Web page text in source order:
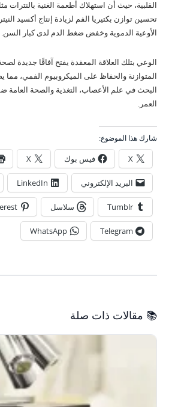
القلبية، حيث أن استهلاك أطعمة الغنية
تحسين توازن بكتيريا الفم لزيادة إنتاج أكسيد
الأوعية الدموية وخفض ضغط الدم لدى كبار السن.
الوعي بتلك العلاقة المعقدة يفتح آفاقًا جديدة
المتوازنة والحفاظ على الميكروبيوم الفمي،
البحث في علم الأعصاب، التغذية والصحة
العمر.
شارك هذا الموضوع:
X فيس بوك X
البريد الإلكتروني LinkedIn
Tumblr سلاسل
Telegram
WhatsApp
📚 مقالات ذات صلة